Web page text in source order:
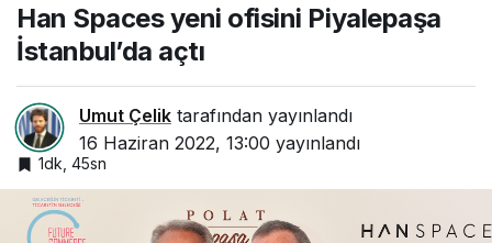
açtı
Han Spaces yeni ofisini Piyalepaşa
İstanbul’da açtı
Umut Çelik tarafından yayınlandı
16 Haziran 2022, 13:00 yayınlandı
1dk, 45sn